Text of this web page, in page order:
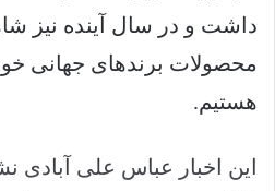
داشت و در سال آینده نیز
محصولات برندهای جهانی
هستیم.
این اخبار عباس علی